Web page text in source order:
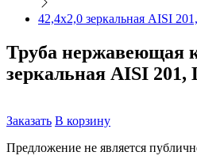
42,4х2,0 зеркальная AISI
Труба нержавеющая
зеркальная AISI 201,
Заказать В корзину
Предложение не является